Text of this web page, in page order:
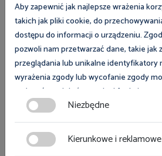
Aby zapewnić jak najlepsze wrażenia
takich jak pliki cookie, do
dostępu do informacji o urządzeniu.
pozwoli nam przetwarzać dane, takie jak
przeglądania lub unikalne identyfikatory
wyrażenia zgody lub wycofanie zgody
wpłynąć na niektóre cechy i funkcje.
Zgoda na pliki cookies jest dobrowolna i
zmodyfikować w dowolnym momencie
ciasteczka w lewym dolnym rogu strony.
Niezbędne
Kierunkowe i reklamowe